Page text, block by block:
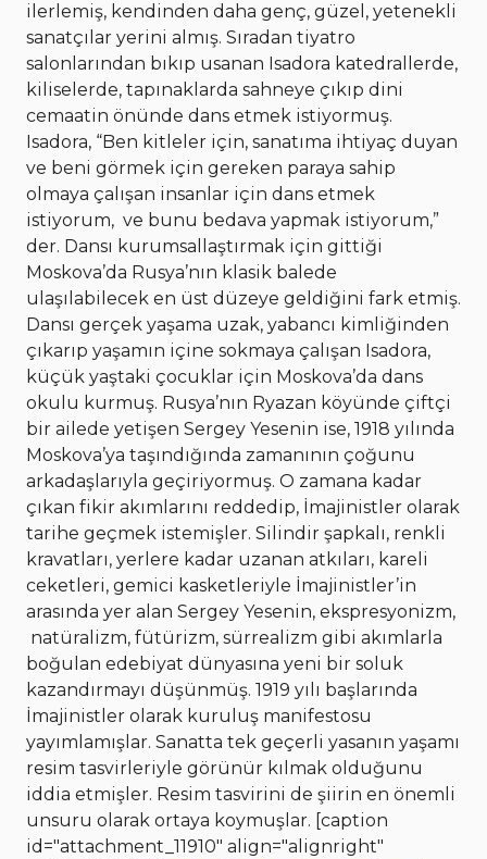
ilerlemiş, kendinden daha genç, güzel, yetenekli
sanatçılar yerini almış. Sıradan tiyatro
salonlarından bıkıp usanan Isadora katedrallerde,
kiliselerde, tapınaklarda sahneye çıkıp dini
cemaatin önünde dans etmek istiyormuş.
Isadora, “Ben kitleler için, sanatıma ihtiyaç duyan
ve beni görmek için gereken paraya sahip
olmaya çalışan insanlar için dans etmek
istiyorum, ve bunu bedava yapmak istiyorum,”
der. Dansı kurumsallaştırmak için gittiği
Moskova’da Rusya’nın klasik balede
ulaşılabilecek en üst düzeye geldiğini fark etmiş.
Dansı gerçek yaşama uzak, yabancı kimliğinden
çıkarıp yaşamın içine sokmaya çalışan Isadora,
küçük yaştaki çocuklar için Moskova’da dans
okulu kurmuş. Rusya’nın Ryazan köyünde çiftçi
bir ailede yetişen Sergey Yesenin ise, 1918 yılında
Moskova’ya taşındığında zamanının çoğunu
arkadaşlarıyla geçiriyormuş. O zamana kadar
çıkan fikir akımlarını reddedip, İmajinistler olarak
tarihe geçmek istemişler. Silindir şapkalı, renkli
kravatları, yerlere kadar uzanan atkıları, kareli
ceketleri, gemici kasketleriyle İmajinistler’in
arasında yer alan Sergey Yesenin, ekspresyonizm,
natüralizm, fütürizm, sürrealizm gibi akımlarla
boğulan edebiyat dünyasına yeni bir soluk
kazandırmayı düşünmüş. 1919 yılı başlarında
İmajinistler olarak kuruluş manifestosu
yayımlamışlar. Sanatta tek geçerli yasanın yaşamı
resim tasvirleriyle görünür kılmak olduğunu
iddia etmişler. Resim tasvirini de şiirin en önemli
unsuru olarak ortaya koymuşlar. [caption
id="attachment_11910" align="alignright"